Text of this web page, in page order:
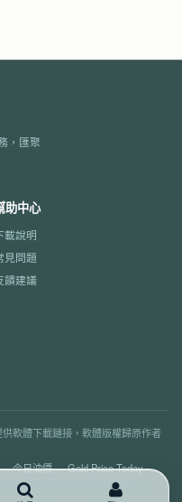
，匯聚
助中心
載說明
見問題
饋建議
軟體下載鏈接，軟體版權歸原作者
今日油價
Gold Price Today